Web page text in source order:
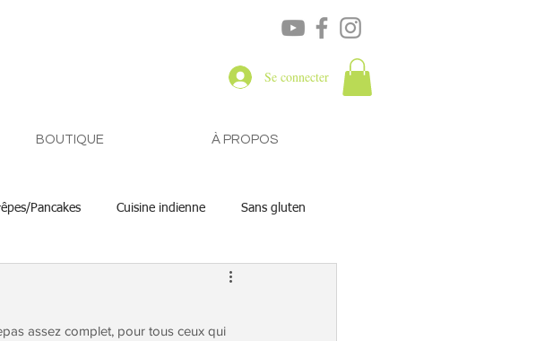
Se connecter
BOUTIQUE À PROPOS
Pancakes Cuisine indienne Sans gluten
assez complet, pour tous ceux qui